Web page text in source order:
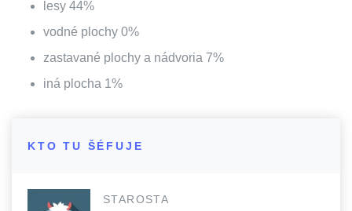
lesy 44%
vodné plochy 0%
zastavané plochy a nádvoria 7%
iná plocha 1%
KTO TU ŠÉFUJE
STAROSTA